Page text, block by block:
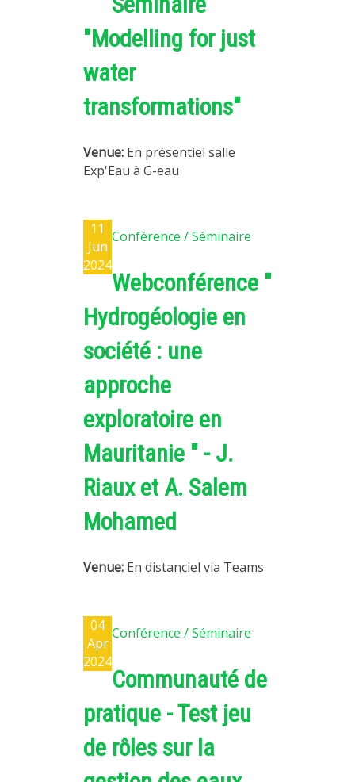
"Modelling for just
water
transformations"
Venue: En présentiel salle
Exp'Eau à G-eau
11
Jun
2024
Conférence / Séminaire
Webconférence "
Hydrogéologie en
société : une
approche
exploratoire en
Mauritanie " - J.
Riaux et A. Salem
Mohamed
Venue: En distanciel via Teams
04
Apr
2024
Conférence / Séminaire
Communauté de
pratique - Test jeu
de rôles sur la